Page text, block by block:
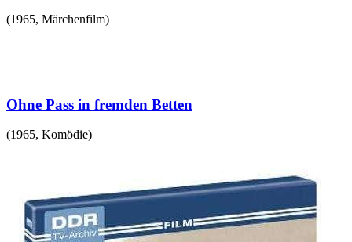
(1965, Märchenfilm)
Ohne Pass in fremden Betten
(1965, Komödie)